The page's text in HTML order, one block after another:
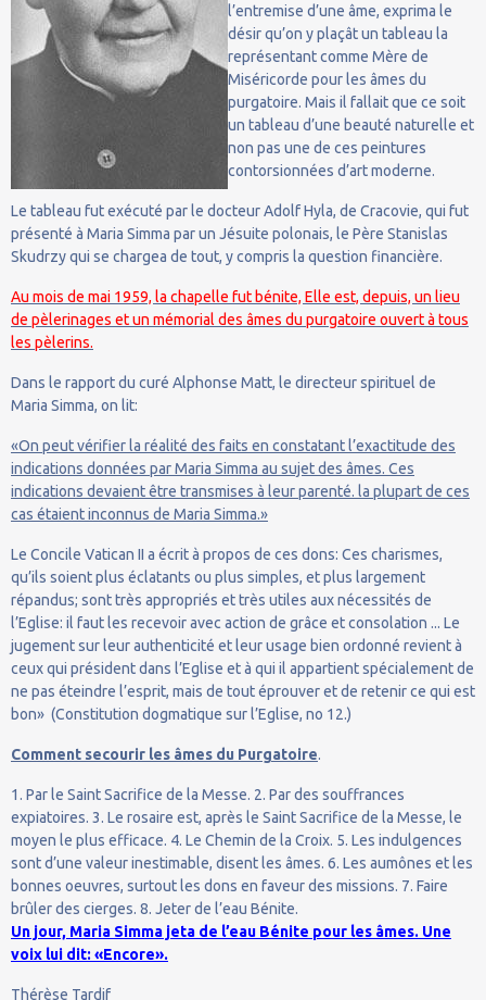
l’entremise d’une âme, exprima le
désir qu’on y plaçât un tableau la
représentant comme Mère de
Miséricorde pour les âmes du
purgatoire. Mais il fallait que ce soit
un tableau d’une beauté naturelle et
non pas une de ces peintures
contorsionnées d’art moderne.
Le tableau fut exécuté par le docteur Adolf Hyla, de Cracovie, qui fut
présenté à Maria Simma par un Jésuite polonais, le Père Stanislas
Skudrzy qui se chargea de tout, y compris la question financière.
Au mois de mai 1959, la chapelle fut bénite, Elle est, depuis, un lieu
de pèlerinages et un mémorial des âmes du purgatoire ouvert à tous
les pèlerins.
Dans le rapport du curé Alphonse Matt, le directeur spirituel de
Maria Simma, on lit:
«On peut vérifier la réalité des faits en constatant l’exactitude des
indications données par Maria Simma au sujet des âmes. Ces
indications devaient être transmises à leur parenté. la plupart de ces
cas étaient inconnus de Maria Simma.»
Le Concile Vatican II a écrit à propos de ces dons: Ces charismes,
qu’ils soient plus éclatants ou plus simples, et plus largement
répandus; sont très appropriés et très utiles aux nécessités de
l’Eglise: il faut les recevoir avec action de grâce et consolation ... Le
jugement sur leur authenticité et leur usage bien ordonné revient à
ceux qui président dans l’Eglise et à qui il appartient spécialement de
ne pas éteindre l’esprit, mais de tout éprouver et de retenir ce qui est
bon» (Constitution dogmatique sur l’Eglise, no 12.)
Comment secourir les âmes du Purgatoire.
1. Par le Saint Sacrifice de la Messe. 2. Par des souffrances
expiatoires. 3. Le rosaire est, après le Saint Sacrifice de la Messe, le
moyen le plus efficace. 4. Le Chemin de la Croix. 5. Les indulgences
sont d’une valeur inestimable, disent les âmes. 6. Les aumônes et les
bonnes oeuvres, surtout les dons en faveur des missions. 7. Faire
brûler des cierges. 8. Jeter de l’eau Bénite.
Un jour, Maria Simma jeta de l’eau Bénite pour les âmes. Une
voix lui dit: «Encore».
Thérèse Tardif